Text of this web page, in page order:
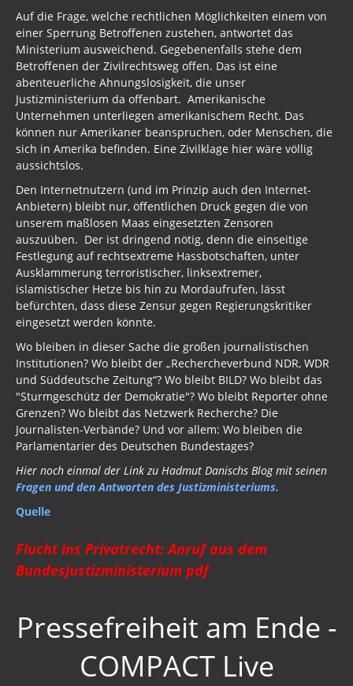
Auf die Frage, welche rechtlichen Möglichkeiten einem von
einer Sperrung Betroffenen zustehen, antwortet das
Ministerium ausweichend. Gegebenenfalls stehe dem
Betroffenen der Zivilrechtsweg offen. Das ist eine
abenteuerliche Ahnungslosigkeit, die unser
Justizministerium da offenbart. Amerikanische
Unternehmen unterliegen amerikanischem Recht. Das
können nur Amerikaner beanspruchen, oder Menschen, die
sich in Amerika befinden. Eine Zivilklage hier wäre völlig
aussichtslos.
Den Internetnutzern (und im Prinzip auch den Internet-
Anbietern) bleibt nur, öffentlichen Druck gegen die von
unserem maßlosen Maas eingesetzten Zensoren
auszuüben. Der ist dringend nötig, denn die einseitige
Festlegung auf rechtsextreme Hassbotschaften, unter
Ausklammerung terroristischer, linksextremer,
islamistischer Hetze bis hin zu Mordaufrufen, lässt
befürchten, dass diese Zensur gegen Regierungskritiker
eingesetzt werden könnte.
Wo bleiben in dieser Sache die großen journalistischen
Institutionen? Wo bleibt der „Rechercheverbund NDR, WDR
und Süddeutsche Zeitung“? Wo bleibt BILD? Wo bleibt das
"Sturmgeschütz der Demokratie"? Wo bleibt Reporter ohne
Grenzen? Wo bleibt das Netzwerk Recherche? Die
Journalisten-Verbände? Und vor allem: Wo bleiben die
Parlamentarier des Deutschen Bundestages?
Hier noch einmal der Link zu Hadmut Danischs Blog mit seinen
Fragen und den Antworten des Justizministeriums.
Quelle
Flucht ins Privatrecht: Anruf aus dem
Bundesjustizministerium pdf
Pressefreiheit am Ende -
COMPACT Live